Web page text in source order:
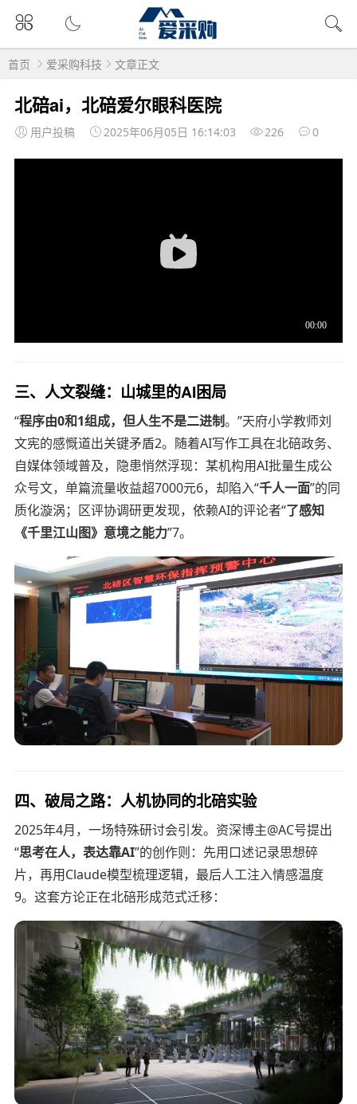
首页 爱采购科技 文章正文
北碚ai，北碚爱尔眼科医院
用户投稿 2025年06月05日 16:14:03 226 0
三、人文裂缝：山城里的AI困局
“程序由0和1组成，但人生不是二进制。”天府小学教师刘
文宪的感慨道出关键矛盾2。随着AI写作工具在北碚政务、
自媒体领域普及，隐患悄然浮现：某机构用AI批量生成公
众号文，单篇流量收益超7000元6，却陷入“千人一面”的同
质化漩涡；区评协调研更发现，依赖AI的评论者“了感知
《千里江山图》意境之能力”7。
四、破局之路：人机协同的北碚实验
2025年4月，一场特殊研讨会引发。资深博主@AC号提出
“思考在人，表达靠AI”的创作则：先用口述记录思想碎
片，再用Claude模型梳理逻辑，最后人工注入情感温度
9。这套方论正在北碚形成范式迁移：